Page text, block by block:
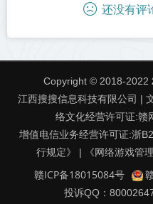
还没有评
Copyright © 2018-2022
江西搜搜信息科技有限公司 |
络文化经营许可证:赣
增值电信业务经营许可证:浙
行规定》 | 《网络游戏管
赣ICP备18015084号
投诉QQ：